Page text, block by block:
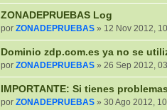
ZONADEPRUEBAS Log
por ZONADEPRUEBAS » 12 Nov 2012,
Dominio zdp.com.es ya no se
por ZONADEPRUEBAS » 26 Sep 2012,
IMPORTANTE: Si tienes
por ZONADEPRUEBAS » 30 Ago 2012,